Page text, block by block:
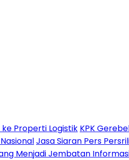
ke Properti Logistik KPK
Jasa Siaran Pers
Menjadi Jembatan